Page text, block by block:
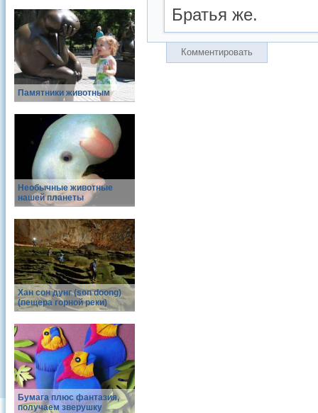
Памятники животным
Необычные животные
нашей планеты
Хан сон дунг (son doong)
(пещера горной реки)
Бумага плюс фантазия,
получаем зверушку
Братья же.
Комментировать